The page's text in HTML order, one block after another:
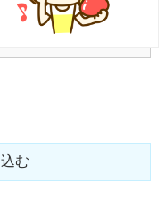
む